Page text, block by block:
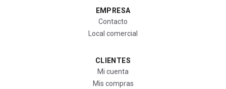
EMPRESA
Contacto
Local comercial
CLIENTES
Mi cuenta
Mis compras